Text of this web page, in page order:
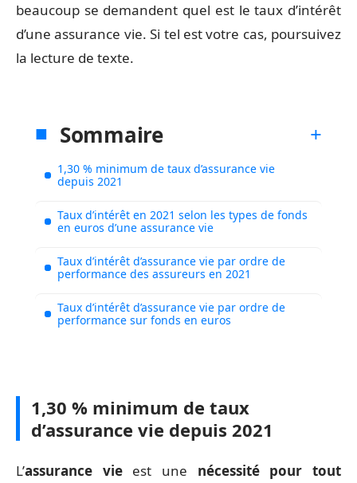
beaucoup se demandent quel est le taux d’intérêt
d’une assurance vie. Si tel est votre cas, poursuivez
la lecture de texte.
Sommaire
1,30 % minimum de taux d’assurance vie
depuis 2021
Taux d’intérêt en 2021 selon les types de fonds
en euros d’une assurance vie
Taux d’intérêt d’assurance vie par ordre de
performance des assureurs en 2021
Taux d’intérêt d’assurance vie par ordre de
performance sur fonds en euros
1,30 % minimum de taux
d’assurance vie depuis 2021
L’assurance vie est une nécessité pour tout